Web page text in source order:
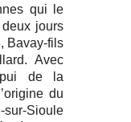
qui le
jours
Bavay-fils
Avec
de la
du
Sioule